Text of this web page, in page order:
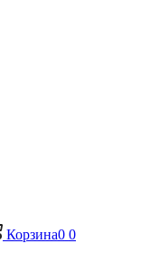
Корзина0 0